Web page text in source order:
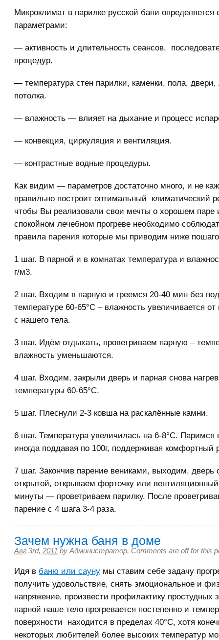
Микроклимат в парилке русской бани
параметрами:
— активность и длительность сеансов,
процедур.
— температура стен парилки, каменки, пола, двери,
потолка.
— влажность — влияет на дыхание и процесс
— конвекция, циркуляция и вентиляция.
— контрастные водные процедуры.
Как видим — параметров достаточно много, и не
правильно построит оптимальный климатический
чтобы Вы реализовали свои мечты о хорошем паре
спокойном лечебном прогреве необходимо
правила парения которые мы приводим ниже
1 шаг. В парной и в комнатах температура и
г/м3.
2 шаг. Входим в парную и греемся 20-40 мин без
температуре 60-65°С – влажность увеличивается от
с нашего тела.
3 шаг. Идём отдыхать, проветриваем парную –
влажность уменьшаются.
4 шаг. Входим, закрыли дверь и парная снова
температуры 60-65°С.
5 шаг. Плеснули 2-3 ковша на раскалённые камни.
6 шаг. Температура увеличилась на 6-8°С. Паримся
иногда поддавая по 100г, поддерживая комфортный
7 шаг. Закончив парение вениками, выходим, дверь
открытой, открываем форточку или
минуты — проветриваем парилку. После
парение с 4 шага 3-4 раза.
Зачем нужна баня в доме
Авг 3rd, 2011 by Администратор. Comments are off for this
Идя в баню или сауну мы ставим себе задачу
получить удовольствие, снять эмоциональное и
напряжение, произвести профилактику простудных
парной наше тело прогревается постепенно и
поверхности находится в пределах 40°С, хотя
некоторых любителей более высоких температур